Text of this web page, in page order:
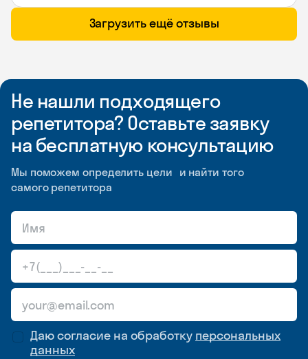
Загрузить ещё отзывы
Не нашли подходящего
репетитора? Оставьте заявку
на бесплатную консультацию
Мы поможем определить цели и найти того
самого репетитора
Даю согласие на обработку персональных
данных